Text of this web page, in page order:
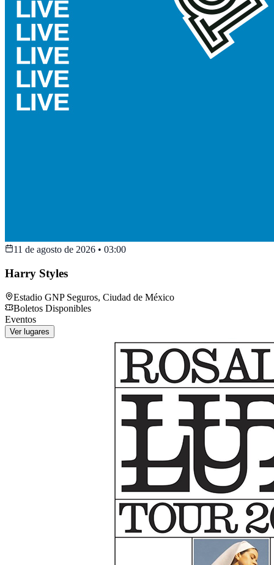
11 de agosto de 2026 • 03:00
Harry Styles
Estadio GNP Seguros, Ciudad de México
Boletos Disponibles
Eventos
Ver lugares